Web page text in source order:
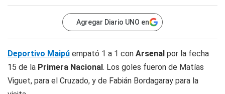
Agregar Diario UNO en
Deportivo Maipú empató 1 a 1 con Arsenal por la fecha
15 de la Primera Nacional. Los goles fueron de Matías
Viguet, para el Cruzado, y de Fabián Bordagaray para la